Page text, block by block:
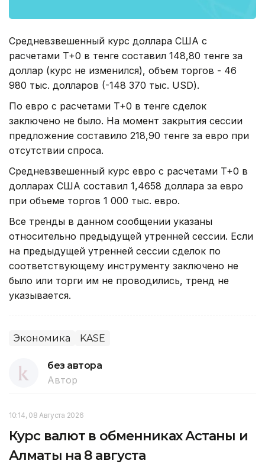
Средневзвешенный курс доллара США с
расчетами T+0 в тенге составил 148,80 тенге за
доллар (курс не изменился), объем торгов - 46
980 тыс. долларов (-148 370 тыс. USD).
По евро с расчетами T+0 в тенге сделок
заключено не было. На момент закрытия сессии
предложение составило 218,90 тенге за евро при
отсутствии спроса.
Средневзвешенный курс евро с расчетами T+0 в
долларах США составил 1,4658 доллара за евро
при объеме торгов 1 000 тыс. евро.
Все тренды в данном сообщении указаны
относительно предыдущей утренней сессии. Если
на предыдущей утренней сессии сделок по
соответствующему инструменту заключено не
было или торги им не проводились, тренд не
указывается.
Экономика KASE
без автора
Автор
10:14, 08 Августа 2026
Курс валют в обменниках Астаны и
Алматы на 8 августа